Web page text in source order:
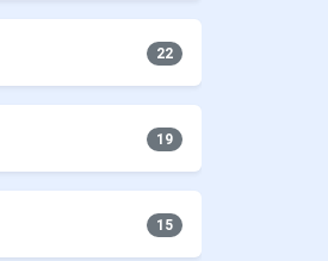
22
19
15